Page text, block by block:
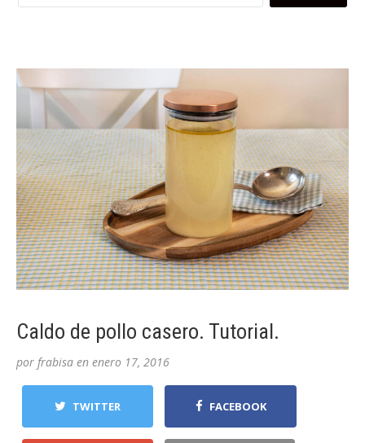
Caldo de pollo casero. Tutorial.
por frabisa en enero 17, 2016
TWITTER FACEBOOK